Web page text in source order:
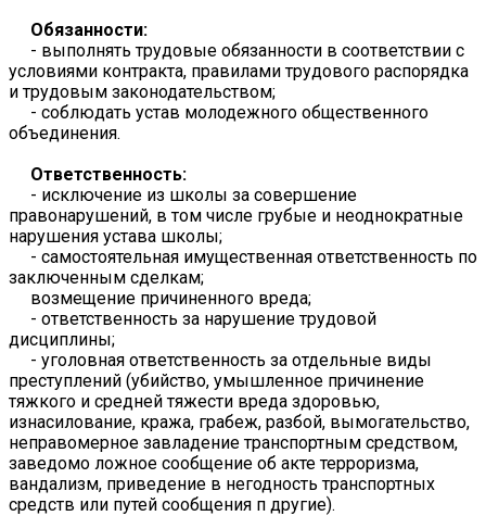
Обязанности:
- выполнять трудовые обязанности в соответствии с
условиями контракта, правилами трудового распорядка
и трудовым законодательством;
- соблюдать устав молодежного общественного
объединения.
Ответственность:
- исключение из школы за совершение
правонарушений, в том числе грубые и неоднократные
нарушения устава школы;
- самостоятельная имущественная ответственность по
заключенным сделкам;
возмещение причиненного вреда;
- ответственность за нарушение трудовой
дисциплины;
- уголовная ответственность за отдельные виды
преступлений (убийство, умышленное причинение
тяжкого и средней тяжести вреда здоровью,
изнасилование, кража, грабеж, разбой, вымога­тельство,
неправомерное завладение транспортным средством,
заведомо ложное сообщение об акте терроризма,
вандализм, приведение в негодность транспортных
средств или путей сообщения п другие).